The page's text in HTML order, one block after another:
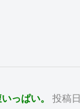
っぱい。
投稿日